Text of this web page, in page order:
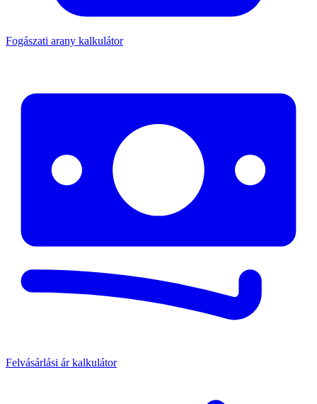
Fogászati arany kalkulátor
Felvásárlási ár kalkulátor